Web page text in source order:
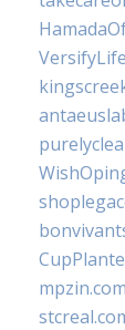
mpzin.com